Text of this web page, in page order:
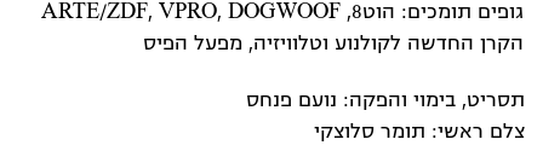
גופים תומכים: הוט8, ARTE/ZDF, VPRO, DOGWOOF
הקרן החדשה לקולנוע וטלוויזיה, מפעל הפיס
תסריט, בימוי והפקה: נועם פנחס
צלם ראשי: תומר סלוצקי